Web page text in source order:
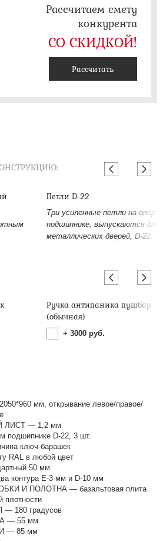
Рассчитаем смету
конкурента
СО СКИДКОЙ!
Рассчитать
Петли D-22
Три усиленные петли на
подшипнике, выпускаются для
металлических дверей, D-22.
Ручка антипаника пушбар
(обычная)
+ 3000 руб.
мм, открывание левое/правое/
ЛИСТ — 1,2 мм
подшипнике D-22, 3 шт.
ключ-барашек
RAL в любой цвет​​​​​​​
50 мм
контура Е-3 мм и D-10 мм
И ПОЛОТНА — базальтовая плита
плотности
180 градусов
— 55 мм
— 85 мм